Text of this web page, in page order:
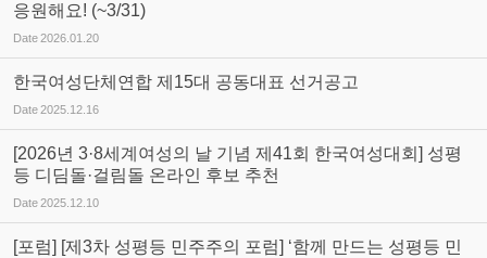
응원해요! (~3/31)
Date2026.01.20
한국여성단체연합 제15대 공동대표 선거공고
Date2025.12.16
[2026년 3·8세계여성의 날 기념 제41회 한국여성대회] 성평
등 디딤돌·걸림돌 온라인 후보 추천
Date2025.12.10
[포럼] [제3차 성평등 민주주의 포럼] ‘함께 만드는 성평등 민